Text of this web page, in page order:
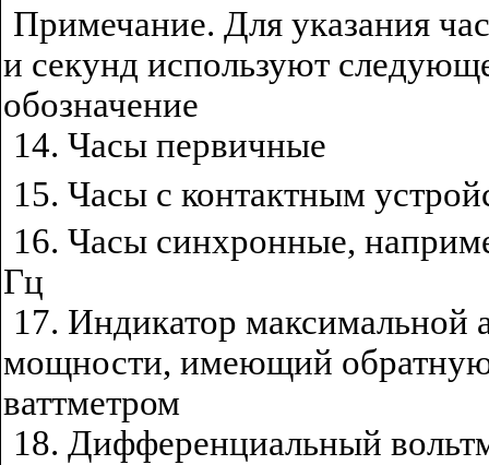
Примечание. Для указания
и секунд используют
обозначение
14. Часы первичные
15. Часы с контактным
16. Часы синхронные,
Гц
17. Индикатор максимальной
мощности, имеющий обратную
ваттметром
18. Дифференциальный